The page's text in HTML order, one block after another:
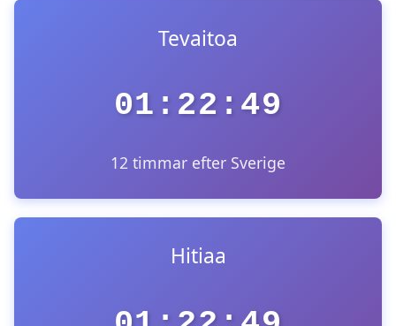
Tevaitoa
01:22:49
12 timmar efter Sverige
Hitiaa